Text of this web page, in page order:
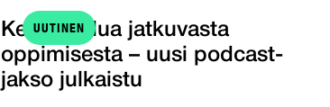
UUTINEN
Keskustelua jatkuvasta
oppimisesta – uusi podcast-
jakso julkaistu